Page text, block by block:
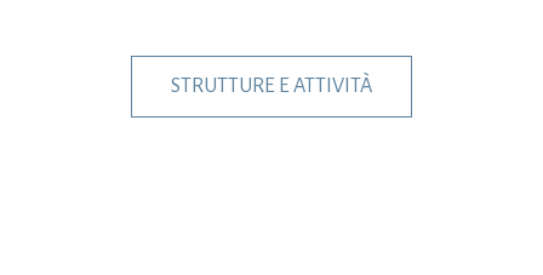
STRUTTURE E ATTIVITÀ